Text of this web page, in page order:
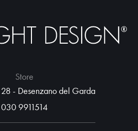
Store
- Desenzano del Garda
030 9911514